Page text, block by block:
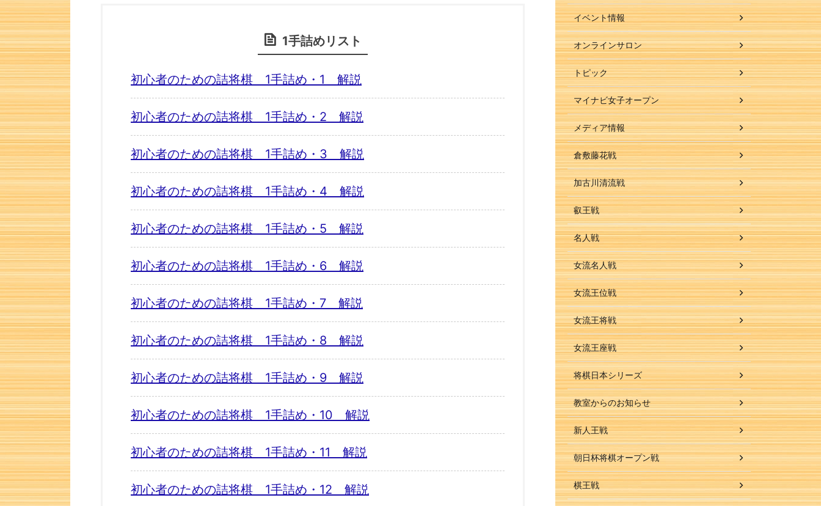
1手詰めリスト
初心者のための詰将棋 1手詰め・1 解説
初心者のための詰将棋 1手詰め・2 解説
初心者のための詰将棋 1手詰め・3 解説
初心者のための詰将棋 1手詰め・4 解説
初心者のための詰将棋 1手詰め・5 解説
初心者のための詰将棋 1手詰め・6 解説
初心者のための詰将棋 1手詰め・7 解説
初心者のための詰将棋 1手詰め・8 解説
初心者のための詰将棋 1手詰め・9 解説
初心者のための詰将棋 1手詰め・10 解説
初心者のための詰将棋 1手詰め・11 解説
初心者のための詰将棋 1手詰め・12 解説
イベント情報
オンラインサロン
トピック
マイナビ女子オープン
メディア情報
倉敷藤花戦
加古川清流戦
叡王戦
名人戦
女流名人戦
女流王位戦
女流王将戦
女流王座戦
将棋日本シリーズ
教室からのお知らせ
新人王戦
朝日杯将棋オープン戦
棋王戦